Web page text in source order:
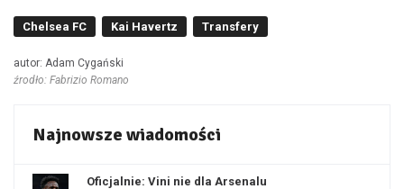
Chelsea FC Kai Havertz Transfery
autor: Adam Cygański
źrodło: Fabrizio Romano
Najnowsze wiadomości
Oficjalnie: Vini nie dla Arsenalu